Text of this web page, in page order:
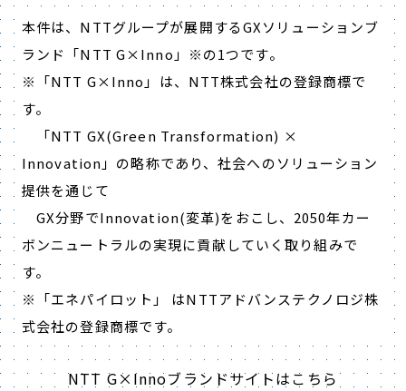
本件は、NTTグループが展開するGXソリューションブ
ランド「NTT G×Inno」 ※の1つです。
※「NTT G×Inno」は、NTT株式会社の登録商標で
す。
「NTT GX(Green Transformation) ×
Innovation」の略称であり、社会へのソリューション
提供を通じて
GX分野でInnovation(変革)をおこし、2050年カー
ボンニュートラルの実現に貢献していく取り組みで
す。
※「エネパイロット」 はNTTアドバンステクノロジ株
式会社の登録商標です。
NTT G×Innoブランドサイトはこちら